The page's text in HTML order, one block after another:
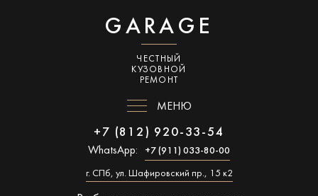
GARAGE
ЧЕСТНЫЙ
КУЗОВНОЙ
РЕМОНТ
МЕНЮ
+7 (812) 920-33-54
WhatsApp: +7 (911) 033-80-00
г. СПб, ул. Шафировский пр., 15 к2